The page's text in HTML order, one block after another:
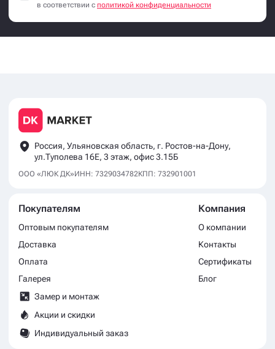
в соответствии с политикой конфиденциальности
Россия, Ульяновская область, г. Ростов-на-Дону,
ул.Туполева 16Е, 3 этаж, офис 3.15Б
ООО «ЛЮК ДК»ИНН: 7329034782КПП: 732901001
Покупателям
Оптовым покупателям
Доставка
Оплата
Галерея
Замер и монтаж
Акции и скидки
Индивидуальный заказ
Компания
О компании
Контакты
Сертификаты
Блог